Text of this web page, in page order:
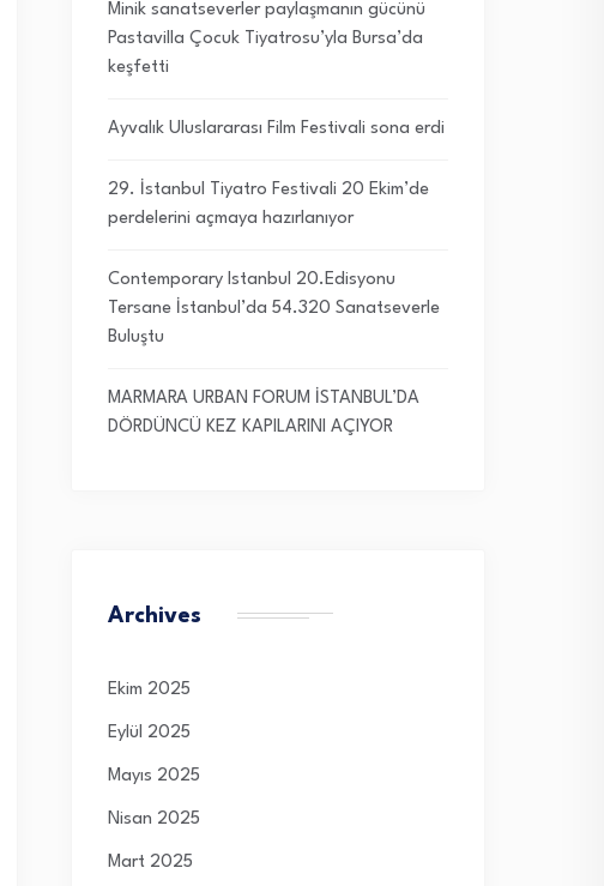
Minik sanatseverler paylaşmanın gücünü
Pastavilla Çocuk Tiyatrosu’yla Bursa’da
keşfetti
Ayvalık Uluslararası Film Festivali sona erdi
29. İstanbul Tiyatro Festivali 20 Ekim’de
perdelerini açmaya hazırlanıyor
Contemporary Istanbul 20.Edisyonu
Tersane İstanbul’da 54.320 Sanatseverle
Buluştu
MARMARA URBAN FORUM İSTANBUL’DA
DÖRDÜNCÜ KEZ KAPILARINI AÇIYOR
Archives
Ekim 2025
Eylül 2025
Mayıs 2025
Nisan 2025
Mart 2025